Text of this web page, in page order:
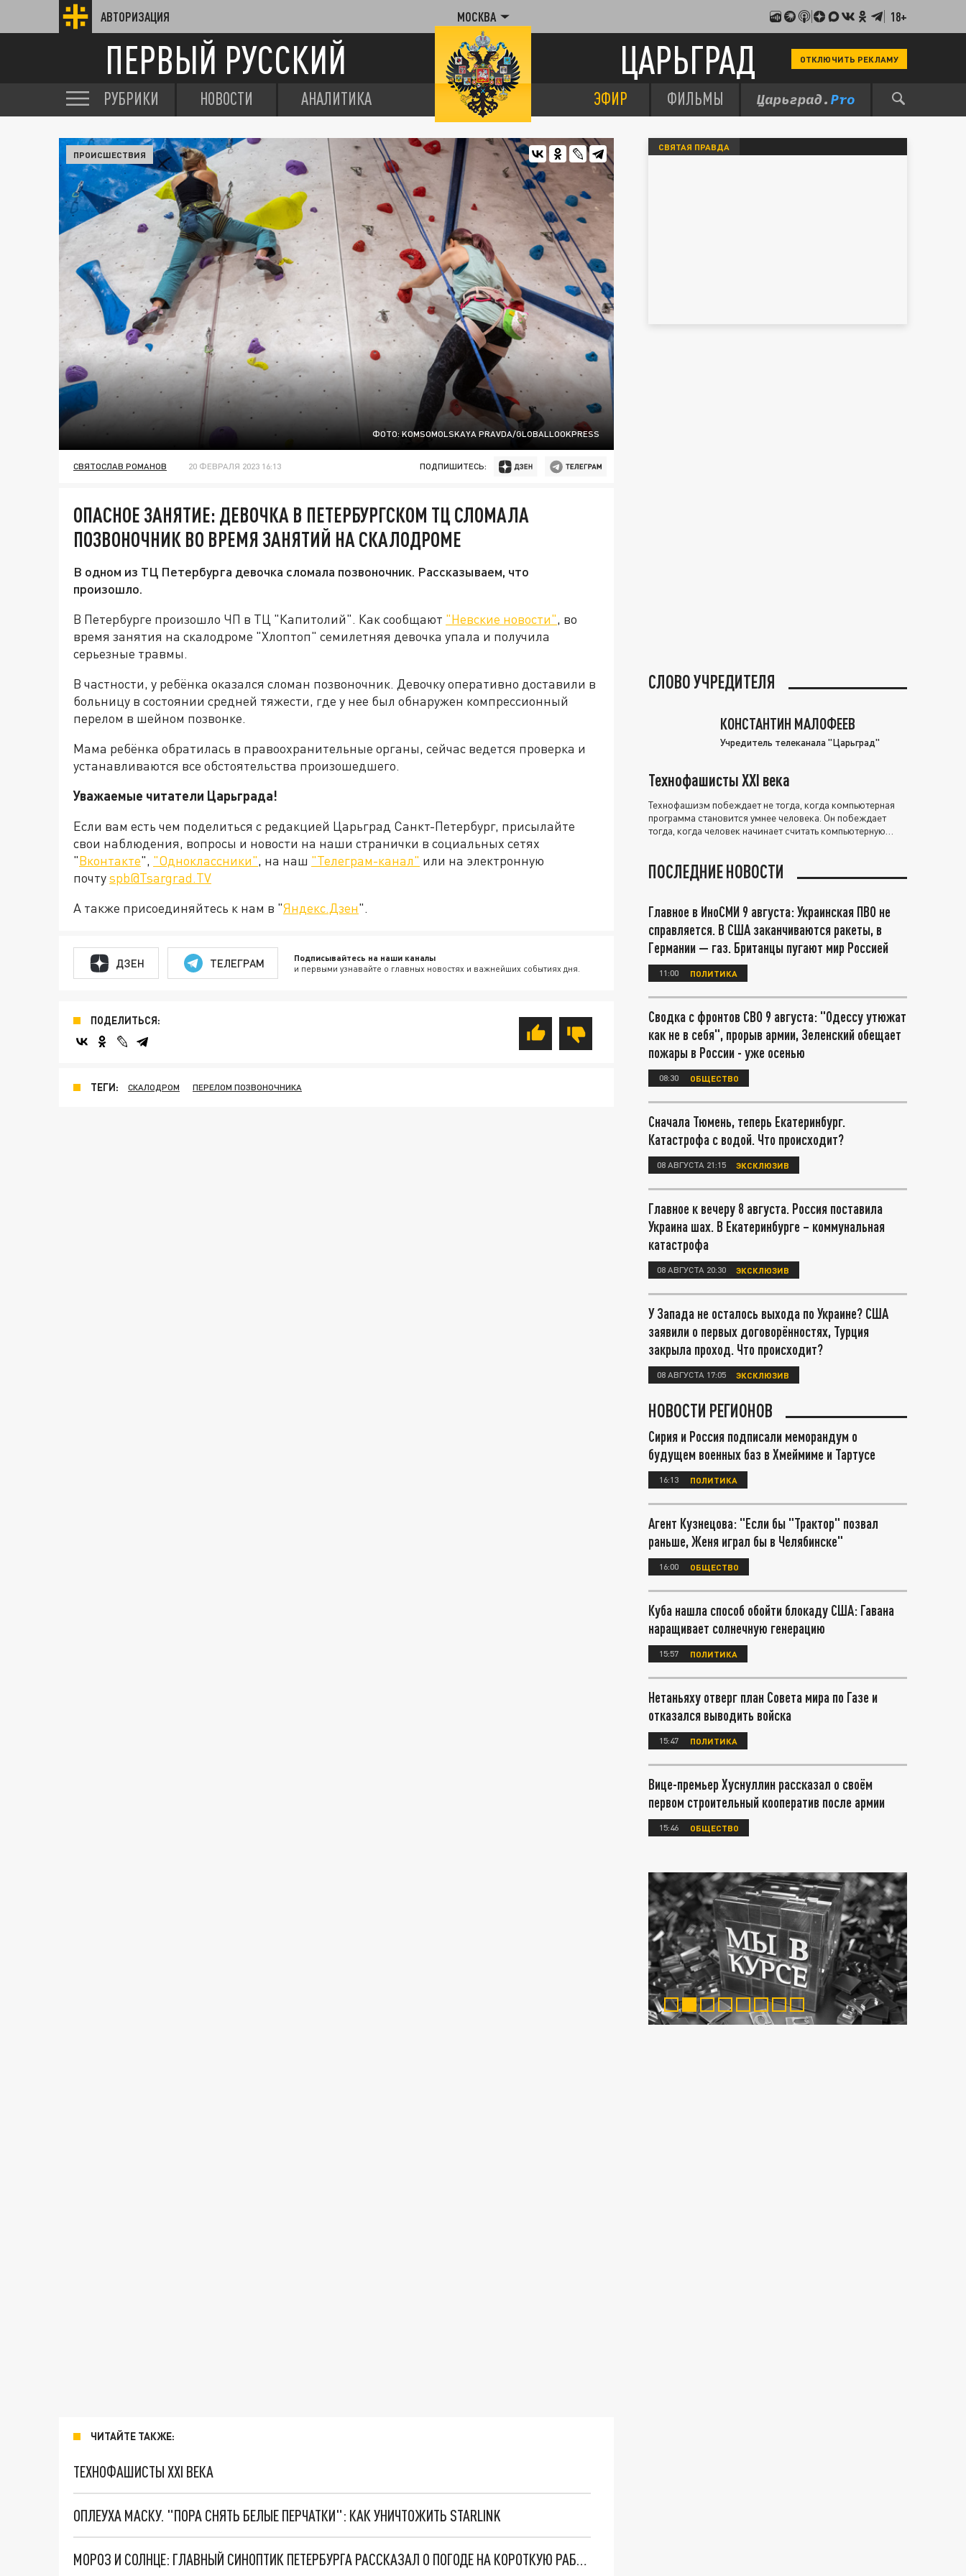
АВТОРИЗАЦИЯ МОСКВА 18+
ПЕРВЫЙ РУССКИЙ ЦАРЬГРАД ОТКЛЮЧИТЬ РЕКЛАМУ
РУБРИКИ НОВОСТИ АНАЛИТИКА ЭФИР ФИЛЬМЫ
ФОТО: KOMSOMOLSKAYA PRAVDA/GLOBALLOOKPRESS
ПРОИСШЕСТВИЯ
СВЯТОСЛАВ РОМАНОВ 20 ФЕВРАЛЯ 2023 16:13 ПОДПИШИТЕСЬ:
ОПАСНОЕ ЗАНЯТИЕ: ДЕВОЧКА В ПЕТЕРБУРГСКОМ ТЦ СЛОМАЛА
ПОЗВОНОЧНИК ВО ВРЕМЯ ЗАНЯТИЙ НА СКАЛОДРОМЕ
В одном из ТЦ Петербурга девочка сломала позвоночник. Рассказываем, что
произошло.
В Петербурге произошло ЧП в ТЦ "Капитолий". Как сообщают "Невские новости", во
время занятия на скалодроме "Хлоптоп" семилетняя девочка упала и получила
серьезные травмы.
В частности, у ребёнка оказался сломан позвоночник. Девочку оперативно доставили в
больницу в состоянии средней тяжести, где у нее был обнаружен компрессионный
перелом в шейном позвонке.
Мама ребёнка обратилась в правоохранительные органы, сейчас ведется проверка и
устанавливаются все обстоятельства произошедшего.
Уважаемые читатели Царьграда!
Если вам есть чем поделиться с редакцией Царьград Санкт-Петербург, присылайте
свои наблюдения, вопросы и новости на наши странички в социальных сетях
"Вконтакте", "Одноклассники", на наш "Телеграм-канал" или на электронную
почтуspb@Tsargrad.TV
А также присоединяйтесь к нам в "Яндекс.Дзен".
ДЗЕН ТЕЛЕГРАМ Подписывайтесь на наши каналы
и первыми узнавайте о главных новостях и важнейших событиях дня.
ПОДЕЛИТЬСЯ:
ТЕГИ: СКАЛОДРОМ ПЕРЕЛОМ ПОЗВОНОЧНИКА
ЧИТАЙТЕ ТАКЖЕ:
ТЕХНОФАШИСТЫ XXI ВЕКА
ОПЛЕУХА МАСКУ. "ПОРА СНЯТЬ БЕЛЫЕ ПЕРЧАТКИ": КАК УНИЧТОЖИТЬ STARLINK
МОРОЗ И СОЛНЦЕ: ГЛАВНЫЙ СИНОПТИК ПЕТЕРБУРГА РАССКАЗАЛ О ПОГОДЕ НА КОРОТКУЮ РАБОЧУЮ НЕДЕЛЮ
СВЯТАЯ ПРАВДА
СЛОВО УЧРЕДИТЕЛЯ
КОНСТАНТИН МАЛОФЕЕВ
Учредитель телеканала "Царьград"
Технофашисты XXI века
Технофашизм побеждает не тогда, когда компьютерная
программа становится умнее человека. Он побеждает
тогда, когда человек начинает считать компьютерную
ПОСЛЕДНИЕ НОВОСТИ
Главное в ИноСМИ 9 августа: Украинская ПВО не
справляется. В США заканчиваются ракеты, в
Германии — газ. Британцы пугают мир Россией
11:00 ПОЛИТИКА
Сводка с фронтов СВО 9 августа: "Одессу утюжат
как не в себя", прорыв армии, Зеленский обещает
пожары в России - уже осенью
08:30 ОБЩЕСТВО
Сначала Тюмень, теперь Екатеринбург.
Катастрофа с водой. Что происходит?
08 АВГУСТА 21:15 ЭКСКЛЮЗИВ
Главное к вечеру 8 августа. Россия поставила
Украина шах. В Екатеринбурге – коммунальная
катастрофа
08 АВГУСТА 20:30 ЭКСКЛЮЗИВ
У Запада не осталось выхода по Украине? США
заявили о первых договорённостях, Турция
закрыла проход. Что происходит?
08 АВГУСТА 17:05 ЭКСКЛЮЗИВ
НОВОСТИ РЕГИОНОВ
Сирия и Россия подписали меморандум о
будущем военных баз в Хмеймиме и Тартусе
16:13 ПОЛИТИКА
Агент Кузнецова: "Если бы "Трактор" позвал
раньше, Женя играл бы в Челябинске"
16:00 ОБЩЕСТВО
Куба нашла способ обойти блокаду США: Гавана
наращивает солнечную генерацию
15:57 ПОЛИТИКА
Нетаньяху отверг план Совета мира по Газе и
отказался выводить войска
15:47 ПОЛИТИКА
Вице-премьер Хуснуллин рассказал о своём
первом строительный кооператив после армии
15:46 ОБЩЕСТВО